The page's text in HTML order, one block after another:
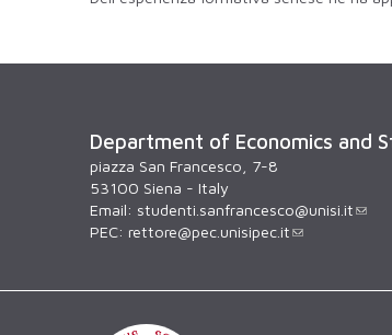
Department of Economics and
piazza San Francesco, 7-8
53100 Siena - Italy
Email: studenti.sanfrancesco@unisi.it
PEC: rettore@pec.unisipec.it